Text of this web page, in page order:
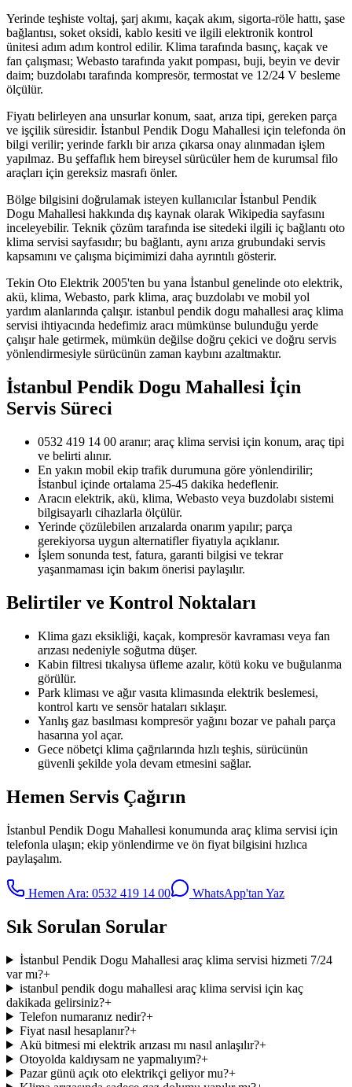
Yerinde teşhiste voltaj, şarj akımı, kaçak akım, sigorta-röle hattı, şase
bağlantısı, soket oksidi, kablo kesiti ve ilgili elektronik kontrol
ünitesi adım adım kontrol edilir. Klima tarafında basınç, kaçak ve
fan çalışması; Webasto tarafında yakıt pompası, buji, beyin ve devir
daim; buzdolabı tarafında kompresör, termostat ve 12/24 V besleme
ölçülür.
Fiyatı belirleyen ana unsurlar konum, saat, arıza tipi, gereken parça
ve işçilik süresidir. İstanbul Pendik Dogu Mahallesi için telefonda ön
bilgi verilir; yerinde farklı bir arıza çıkarsa onay alınmadan işlem
yapılmaz. Bu şeffaflık hem bireysel sürücüler hem de kurumsal filo
araçları için gereksiz masrafı önler.
Bölge bilgisini doğrulamak isteyen kullanıcılar İstanbul Pendik
Dogu Mahallesi hakkında dış kaynak olarak Wikipedia sayfasını
inceleyebilir. Teknik çözüm tarafında ise sitedeki ilgili iç bağlantı oto
klima servisi sayfasıdır; bu bağlantı, aynı arıza grubundaki servis
kapsamını ve çalışma biçimimizi daha ayrıntılı gösterir.
Tekin Oto Elektrik 2005'ten bu yana İstanbul genelinde oto elektrik,
akü, klima, Webasto, park klima, araç buzdolabı ve mobil yol
yardım alanlarında çalışır. istanbul pendik dogu mahallesi araç klima
servisi ihtiyacında hedefimiz aracı mümkünse bulunduğu yerde
çalışır hale getirmek, mümkün değilse doğru çekici ve doğru servis
yönlendirmesiyle sürücünün zaman kaybını azaltmaktır.
İstanbul Pendik Dogu Mahallesi İçin
Servis Süreci
0532 419 14 00 aranır; araç klima servisi için konum, araç tipi
ve belirti alınır.
En yakın mobil ekip trafik durumuna göre yönlendirilir;
İstanbul içinde ortalama 25-45 dakika hedeflenir.
Aracın elektrik, akü, klima, Webasto veya buzdolabı sistemi
bilgisayarlı cihazlarla ölçülür.
Yerinde çözülebilen arızalarda onarım yapılır; parça
gerekiyorsa uygun alternatifler fiyatıyla açıklanır.
İşlem sonunda test, fatura, garanti bilgisi ve tekrar
yaşanmaması için bakım önerisi paylaşılır.
Belirtiler ve Kontrol Noktaları
Klima gazı eksikliği, kaçak, kompresör kavraması veya fan
arızası nedeniyle soğutma düşer.
Kabin filtresi tıkalıysa üfleme azalır, kötü koku ve buğulanma
görülür.
Park kliması ve ağır vasıta klimasında elektrik beslemesi,
kontrol kartı ve sensör hataları sıklaşır.
Yanlış gaz basılması kompresör yağını bozar ve pahalı parça
hasarına yol açar.
Gece nöbetçi klima çağrılarında hızlı teşhis, sürücünün
güvenli şekilde yola devam etmesini sağlar.
Hemen Servis Çağırın
İstanbul Pendik Dogu Mahallesi konumunda araç klima servisi için
telefonla ulaşın; ekip yönlendirme ve ön fiyat bilgisini hızlıca
paylaşalım.
Hemen Ara: 0532 419 14 00 WhatsApp'tan Yaz
Sık Sorulan Sorular
İstanbul Pendik Dogu Mahallesi araç klima servisi hizmeti 7/24
var mı?+
istanbul pendik dogu mahallesi araç klima servisi için kaç
dakikada gelirsiniz?+
Telefon numaranız nedir?+
Fiyat nasıl hesaplanır?+
Akü bitmesi mi elektrik arızası mı nasıl anlaşılır?+
Otoyolda kaldıysam ne yapmalıyım?+
Pazar günü açık oto elektrikçi geliyor mu?+